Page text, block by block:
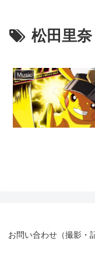
松田里奈
Music
お問い合わせ（撮影・